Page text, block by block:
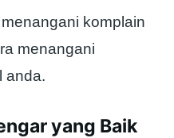
komplain
menangani
anda.
yang Baik